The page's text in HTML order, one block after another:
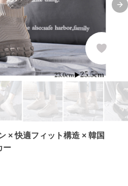
× 快適フィット構造 × 韓国
ー